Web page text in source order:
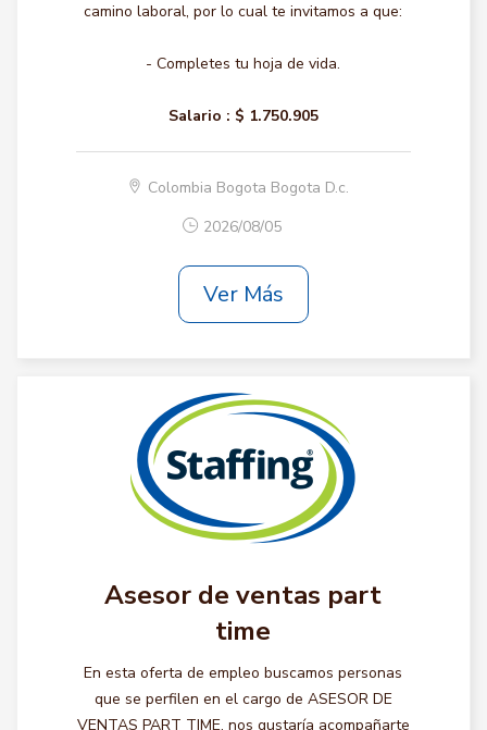
camino laboral, por lo cual te invitamos a que:
- Completes tu hoja de vida.
Salario : $ 1.750.905
Colombia Bogota Bogota D.c.
2026/08/05
Ver Más
Asesor de ventas part
time
En esta oferta de empleo buscamos personas
que se perfilen en el cargo de ASESOR DE
VENTAS PART TIME, nos gustaría acompañarte